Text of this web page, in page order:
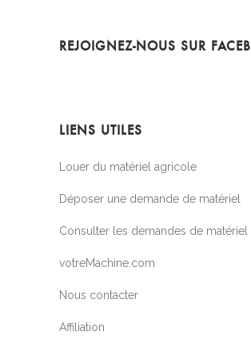
REJOIGNEZ-NOUS SUR
LIENS UTILES
Louer du matériel agricole
Déposer une demande de matériel
Consulter les demandes de matériel
votreMachine.com
Nous contacter
Affiliation